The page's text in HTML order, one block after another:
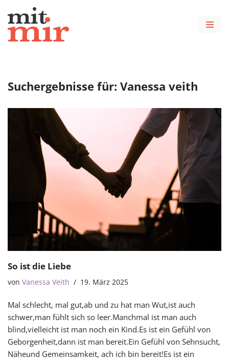
Zum
Inhalt
Suchergebnisse für: Vanessa veith
So ist die Liebe
von Vanessa Veith 19. März 2025
Mal schlecht, mal gut,ab und zu hat man Wut,ist auch
schwer,man fühlt sich so leer.Manchmal ist man auch
blind,vielleicht ist man noch ein Kind.Es ist ein Gefühl von
Geborgenheit,dann ist man bereit.Ein Gefühl von Sehnsucht,
Näheund Gemeinsamkeit, ach ich bin bereit!Es ist ein